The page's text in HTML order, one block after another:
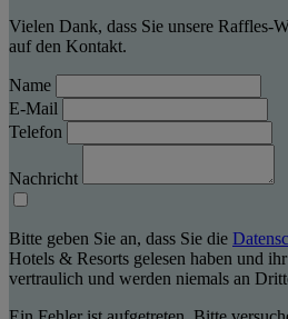
Vielen Dank, dass Sie unsere Raffles-
auf den Kontakt.
Name
E-Mail
Telefon
Nachricht
Bitte geben Sie an, dass Sie die
Hotels & Resorts gelesen haben und
vertraulich und werden niemals an